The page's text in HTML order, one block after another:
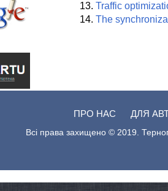
13. Traffic
14. The
ПРО НАС ДЛЯ
Всі права захищено © 2019.